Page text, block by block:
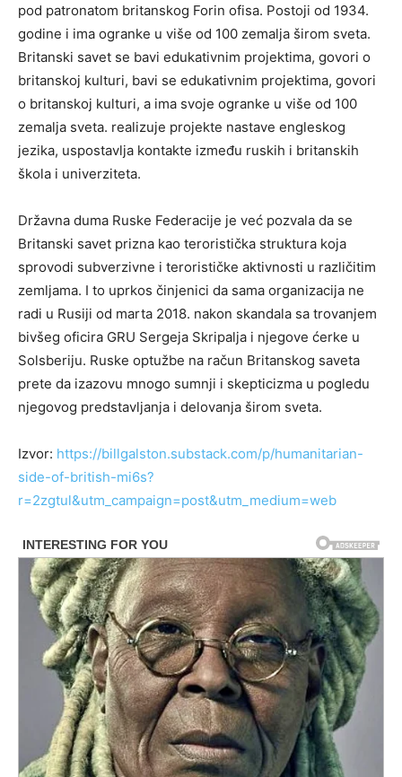
pod patronatom britanskog Forin ofisa. Postoji od 1934.
godine i ima ogranke u više od 100 zemalja širom sveta.
Britanski savet se bavi edukativnim projektima, govori o
britanskoj kulturi, bavi se edukativnim projektima, govori
o britanskoj kulturi, a ima svoje ogranke u više od 100
zemalja sveta. realizuje projekte nastave engleskog
jezika, uspostavlja kontakte između ruskih i britanskih
škola i univerziteta.
Državna duma Ruske Federacije je već pozvala da se
Britanski savet prizna kao teroristička struktura koja
sprovodi subverzivne i terorističke aktivnosti u različitim
zemljama. I to uprkos činjenici da sama organizacija ne
radi u Rusiji od marta 2018. nakon skandala sa trovanjem
bivšeg oficira GRU Sergeja Skripalja i njegove ćerke u
Solsberiju. Ruske optužbe na račun Britanskog saveta
prete da izazovu mnogo sumnji i skepticizma u pogledu
njegovog predstavljanja i delovanja širom sveta.
Izvor: https://billgalston.substack.com/p/humanitarian-
side-of-british-mi6s?
r=2zgtul&utm_campaign=post&utm_medium=web